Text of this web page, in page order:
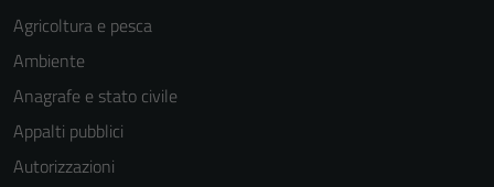
Agricoltura e pesca
Ambiente
Anagrafe e stato civile
Appalti pubblici
Autorizzazioni